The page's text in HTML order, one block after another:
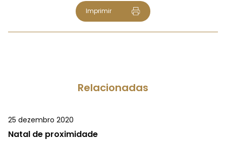
Imprimir
Relacionadas
25 dezembro 2020
Natal de proximidade